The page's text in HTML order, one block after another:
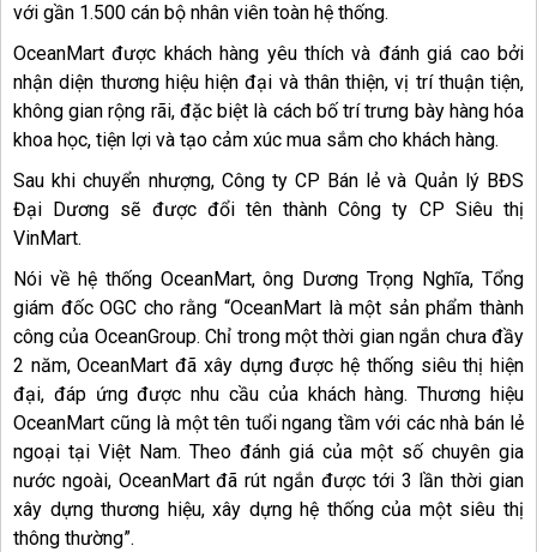
với gần 1.500 cán bộ nhân viên toàn hệ thống.
OceanMart được khách hàng yêu thích và đánh giá cao bởi
nhận diện thương hiệu hiện đại và thân thiện, vị trí thuận tiện,
không gian rộng rãi, đặc biệt là cách bố trí trưng bày hàng hóa
khoa học, tiện lợi và tạo cảm xúc mua sắm cho khách hàng.
Sau khi chuyển nhượng, Công ty CP Bán lẻ và Quản lý BĐS
Đại Dương sẽ được đổi tên thành Công ty CP Siêu thị
VinMart.
Nói về hệ thống OceanMart, ông Dương Trọng Nghĩa, Tổng
giám đốc OGC cho rằng “OceanMart là một sản phẩm thành
công của OceanGroup. Chỉ trong một thời gian ngắn chưa đầy
2 năm, OceanMart đã xây dựng được hệ thống siêu thị hiện
đại, đáp ứng được nhu cầu của khách hàng. Thương hiệu
OceanMart cũng là một tên tuổi ngang tầm với các nhà bán lẻ
ngoại tại Việt Nam. Theo đánh giá của một số chuyên gia
nước ngoài, OceanMart đã rút ngắn được tới 3 lần thời gian
xây dựng thương hiệu, xây dựng hệ thống của một siêu thị
thông thường”.